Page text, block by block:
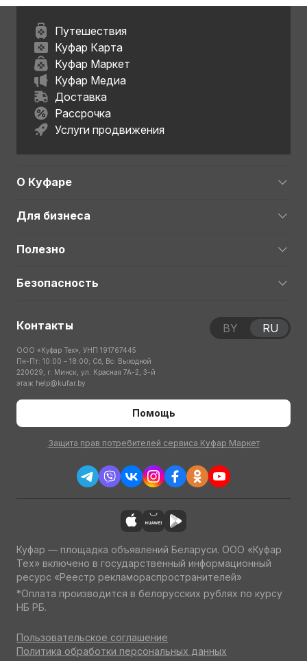
Путешествия
Куфар Карта
Куфар Маркет
Куфар Медиа
Доставка
Рассрочка
Услуги продвижения
О Куфаре
Для бизнеса
Полезно
Безопасность
Контакты
ООО «Куфар Тех», УНП 191767445
Пн-Пт: 10:00 – 18:00; Сб, Вс: Выходной
220029, г. Минск, ул. Красная 7А-2, 3-й
этаж help@kufar.by
Помощь
Защита прав потребителей сервиса Куфар Маркет
BY RU
Куфар — площадка объявлений Беларуси. ООО «Куфар
Тех» включено в государственный информационный
ресурс «Реестр рекламораспространителей»
*Оплата производится в белорусских рублях по курсу
НБ РБ.
Пользовательское соглашение
Политика обработки персональных данных